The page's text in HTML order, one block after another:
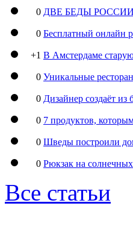
0 ДВЕ БЕДЫ
0 Бесплатный онлайн
+1 В Амстердаме
0 Уникальные
0 Дизайнер создаёт
0 7 продуктов,
0 Шведы построили
0 Рюкзак на
Все статьи